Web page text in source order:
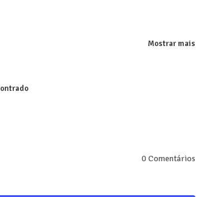
Mostrar mais
0 Comentários